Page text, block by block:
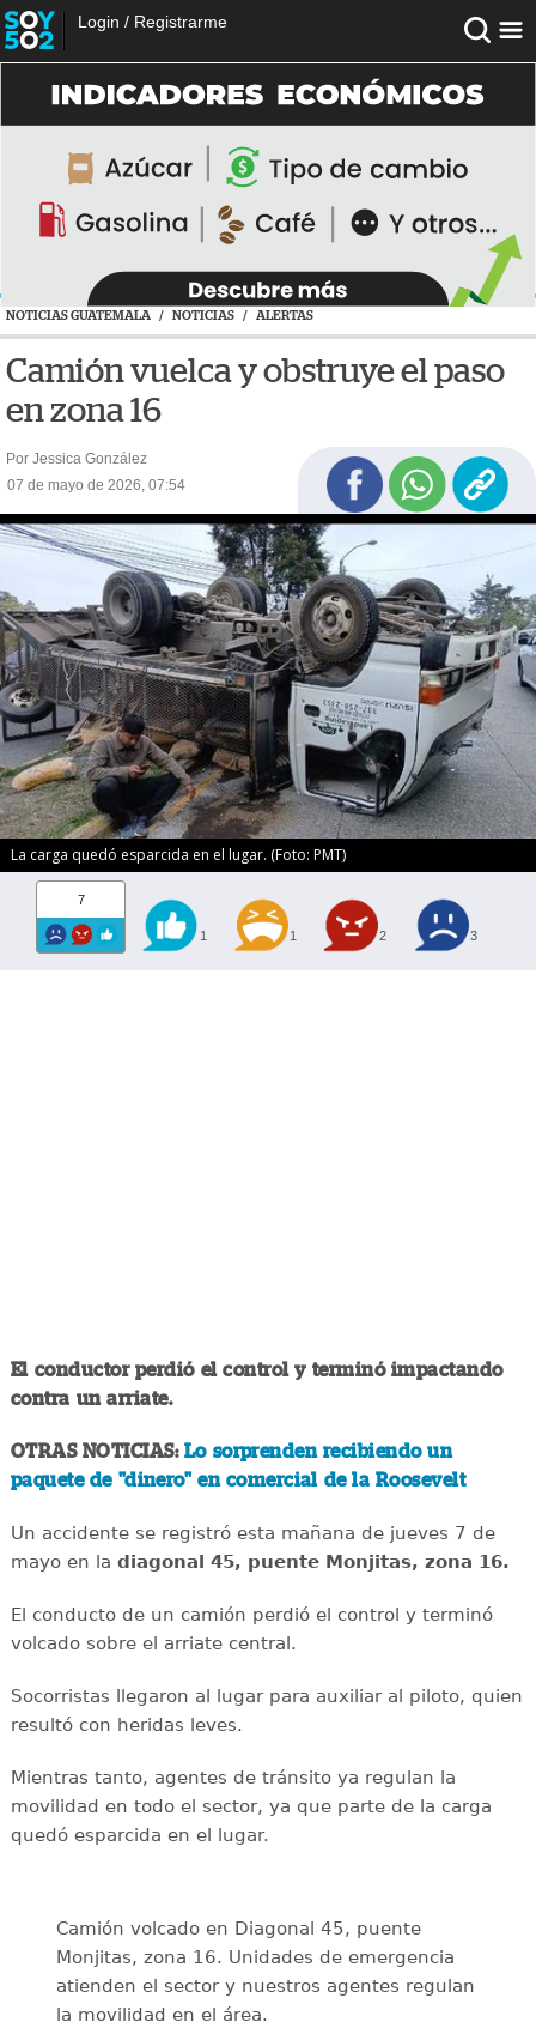
Login / Registrarme
NOTICIAS GUATEMALA / NOTICIAS / ALERTAS
Camión vuelca y obstruye el paso
en zona 16
Por Jessica González
07 de mayo de 2026, 07:54
La carga quedó esparcida en el lugar. (Foto: PMT)
7
1 1 2 3
El conductor perdió el control y terminó impactando
contra un arriate.
OTRAS NOTICIAS: Lo sorprenden recibiendo un
paquete de "dinero" en comercial de la Roosevelt
Un accidente se registró esta mañana de jueves 7 de
mayo en la diagonal 45, puente Monjitas, zona 16.
El conducto de un camión perdió el control y terminó
volcado sobre el arriate central.
Socorristas llegaron al lugar para auxiliar al piloto, quien
resultó con heridas leves.
Mientras tanto, agentes de tránsito ya regulan la
movilidad en todo el sector, ya que parte de la carga
quedó esparcida en el lugar.
Camión volcado en Diagonal 45, puente
Monjitas, zona 16. Unidades de emergencia
atienden el sector y nuestros agentes regulan
la movilidad en el área.